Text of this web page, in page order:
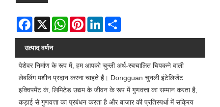
Facebook
X WhatsAppPinterestLinkedIn
उत्पाद वर्णन
पेशेवर निर्माण के रूप में, हम आपको चुन्ली अर्ध-स्वचालित चिपकने वाली
लेबलिंग मशीन प्रदान करना चाहते हैं। Dongguan चुनली इंटेलिजेंट
इक्विपमेंट कं, लिमिटेड उद्यम के जीवन के रूप में गुणवत्ता का सम्मान करता है,
कड़ाई से गुणवत्ता का प्रबंधन करता है और बाजार की प्रतिस्पर्धा में सक्रिय